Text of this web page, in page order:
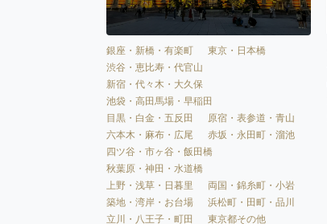
銀座・新橋・有楽町
東京・日本橋
渋谷・恵比寿・代官山
新宿・代々木・大久保
池袋・高田馬場・早稲田
目黒・白金・五反田
原宿・表参道・青山
六本木・麻布・広尾
赤坂・永田町・溜池
四ツ谷・市ヶ谷・飯田橋
秋葉原・神田・水道橋
上野・浅草・日暮里
両国・錦糸町・小岩
築地・湾岸・お台場
浜松町・田町・品川
立川・八王子・町田
東京都その他